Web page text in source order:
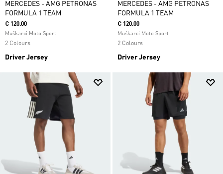
MERCEDES - AMG PETRONAS
FORMULA 1 TEAM
€ 120.00
Muškarci Moto Sport
2 Colours
Driver Jersey
MERCEDES - AMG PETRONAS
FORMULA 1 TEAM
€ 120.00
Muškarci Moto Sport
2 Colours
Driver Jersey